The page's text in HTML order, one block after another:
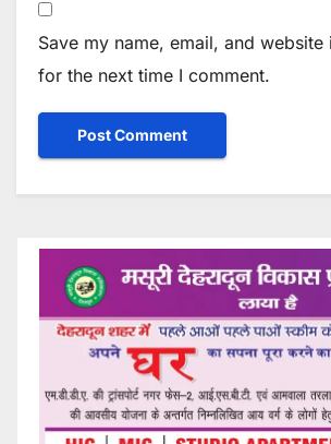
Save my name, email, and
for the next time I comment.